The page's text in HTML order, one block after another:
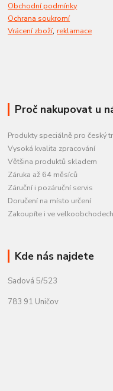
Obchodní podmínky
Ochrana soukromí
Vrácení zboží,reklamace
Proč nakupovat u
Produkty speciálně pro český
Vysoká kvalita zpracování
Většina produktů skladem
Záruka až 64 měsíců
Záruční i pozáruční servis
Doručení na místo určení
Zakoupíte i ve velkoobchodech
Kde nás najdete
Sadová 5/523
783 91 Uničov